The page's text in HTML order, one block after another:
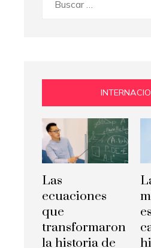
Las
ecuaciones
que
transformaron
la historia de